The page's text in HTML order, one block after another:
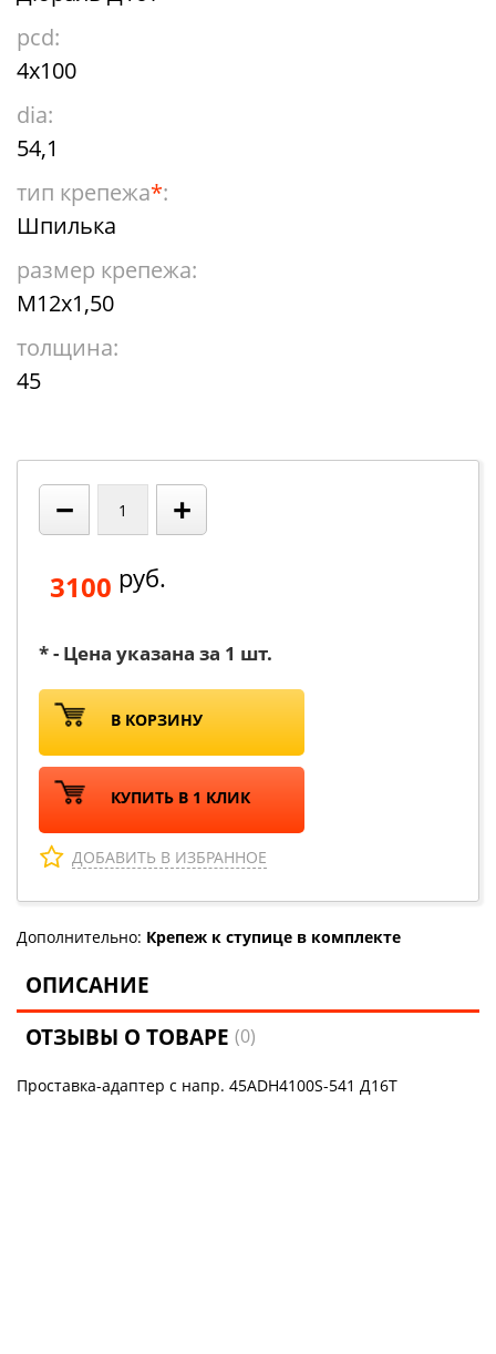
pcd:
4x100
dia:
54,1
тип крепежа*:
Шпилька
размер крепежа:
М12х1,50
толщина:
45
− +
3100 руб.
* - Цена указана за 1 шт.
В КОРЗИНУ
КУПИТЬ В 1 КЛИК
ДОБАВИТЬ В ИЗБРАННОЕ
Дополнительно: Крепеж к ступице в комплекте
ОПИСАНИЕ
ОТЗЫВЫ О ТОВАРЕ(0)
Проставка-адаптер с напр. 45ADH4100S-541 Д16Т